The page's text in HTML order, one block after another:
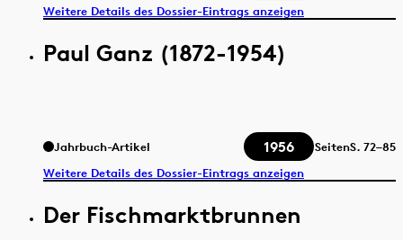
Weitere Details des Dossier-Eintrags anzeigen
Paul Ganz (1872-1954)
Jahrbuch-Artikel 1956 SeitenS. 72–85
Weitere Details des Dossier-Eintrags anzeigen
Der Fischmarktbrunnen